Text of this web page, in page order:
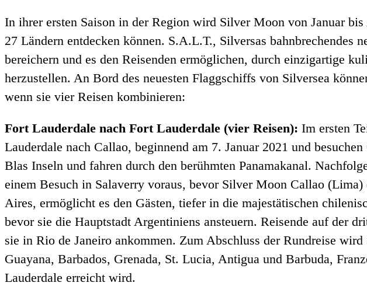
In ihrer ersten Saison in der Region wird Silver Moon von Januar
27 Ländern entdecken können. S.A.L.T., Silversas
bereichern und es den Reisenden ermöglichen, durch einzigartige
herzustellen. An Bord des neuesten Flaggschiffs von Silversea
wenn sie vier Reisen kombinieren:
Fort Lauderdale nach Fort Lauderdale (vier Reisen): Im ersten
Lauderdale nach Callao, beginnend am 7. Januar 2021 und
Blas Inseln und fahren durch den berühmten Panamakanal.
einem Besuch in Salaverry voraus, bevor Silver Moon Callao
Aires, ermöglicht es den Gästen, tiefer in die majestätischen
bevor sie die Hauptstadt Argentiniens ansteuern. Reisende auf der
sie in Rio de Janeiro ankommen. Zum Abschluss der Rundreise
Guayana, Barbados, Grenada, St. Lucia, Antigua und Barbuda,
Lauderdale erreicht wird.